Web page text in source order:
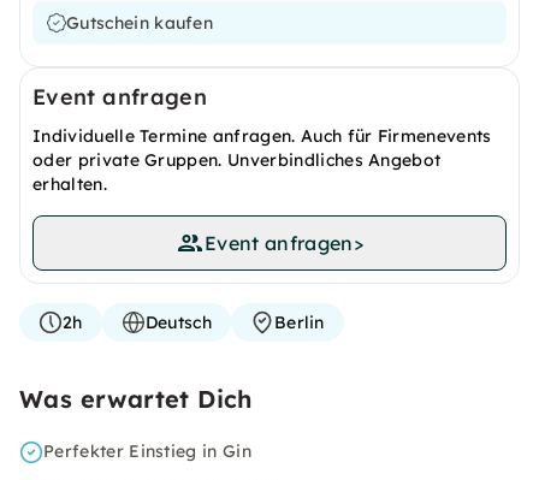
Gutschein kaufen
Event anfragen
Individuelle Termine anfragen. Auch für Firmenevents
oder private Gruppen. Unverbindliches Angebot
erhalten.
Event anfragen>
2h Deutsch Berlin
Was erwartet Dich
Perfekter Einstieg in Gin